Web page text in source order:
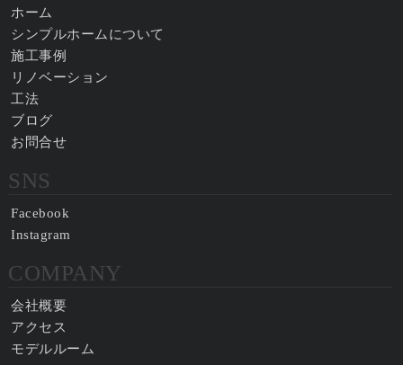
ホーム
シンプルホームについて
施工事例
リノベーション
工法
ブログ
お問合せ
SNS
Facebook
Instagram
COMPANY
会社概要
アクセス
モデルルーム